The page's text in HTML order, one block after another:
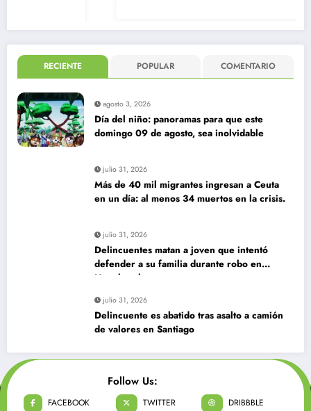
RECIENTE POPULAR COMENTARIO
agosto 3, 2026
Día del niño: panoramas para que este
domingo 09 de agosto, sea inolvidable
julio 31, 2026
Más de 40 mil migrantes ingresan a Ceuta
en un día: al menos 34 muertos en la crisis.
julio 31, 2026
Delincuentes matan a joven que intentó
defender a su familia durante robo en
Huechuraba
julio 31, 2026
Delincuente es abatido tras asalto a camión
de valores en Santiago
Follow Us:
FACEBOOK TWITTER
DRIBBBLE